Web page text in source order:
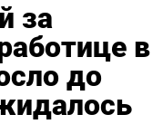
за
в
до